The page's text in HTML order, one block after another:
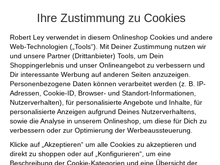
Ihre Zustimmung zu Cookies
Robert Ley verwendet in diesem Onlineshop Cookies und andere
Web-Technologien („Tools“). Mit Deiner Zustimmung nutzen wir
und unsere Partner (Drittanbieter) Tools, um Dein
Shoppingerlebnis und unser Onlineangebot zu verbessern und
Dir interessante Werbung auf anderen Seiten anzuzeigen.
Personenbezogene Daten können verarbeitet werden (z. B. IP-
Adressen, Cookie-ID, Browser- und Standort-Informationen,
Nutzerverhalten), für personalisierte Angebote und Inhalte, für
personalisierte Anzeigen aufgrund Deines Nutzerverhaltens,
sowie die Analyse in unserem Onlineshop, um diese für Dich zu
verbessern oder zur Optimierung der Werbeaussteuerung.
Klicke auf „Akzeptieren“ um alle Cookies zu akzeptieren und
direkt zu shoppen oder auf „Konfigurieren“, um eine
Beschreibung der Cookie-Kategorien und eine Übersicht der